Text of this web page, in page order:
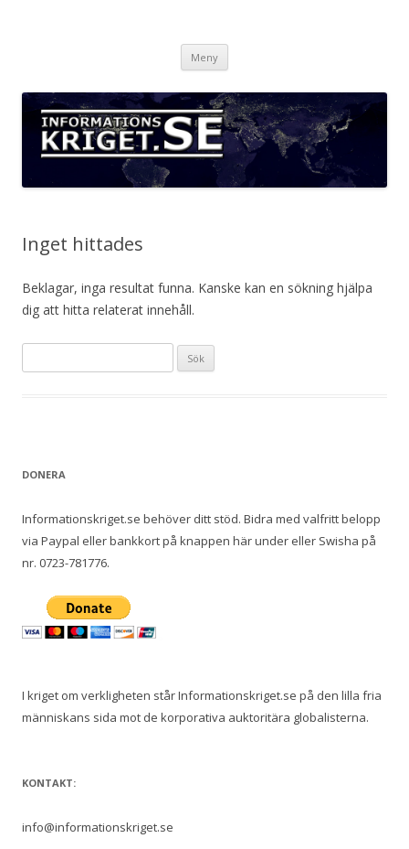
Meny
Inget hittades
Beklagar, inga resultat funna. Kanske kan en sökning hjälpa
dig att hitta relaterat innehåll.
efter:
DONERA
Informationskriget.se behöver ditt stöd. Bidra med valfritt belopp
via Paypal eller bankkort på knappen här under eller Swisha på
nr. 0723-781776.
I kriget om verkligheten står Informationskriget.se på den lilla fria
människans sida mot de korporativa auktoritära globalisterna.
KONTAKT:
info@informationskriget.se